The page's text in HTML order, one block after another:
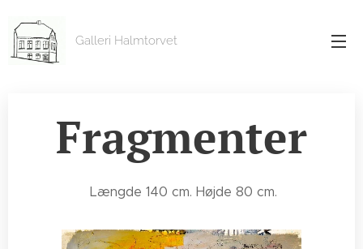
Galleri Halmtorvet
Fragmenter
Længde 140 cm. Højde 80 cm.